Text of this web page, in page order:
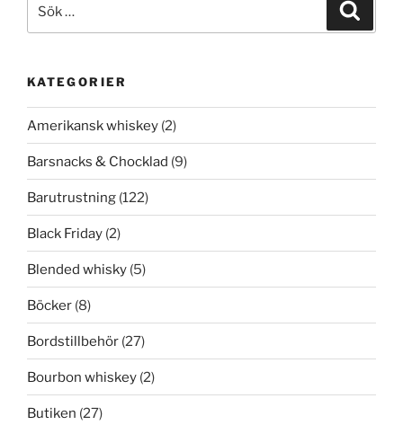
efter:
KATEGORIER
Amerikansk whiskey (2)
Barsnacks & Chocklad (9)
Barutrustning (122)
Black Friday (2)
Blended whisky (5)
Böcker (8)
Bordstillbehör (27)
Bourbon whiskey (2)
Butiken (27)